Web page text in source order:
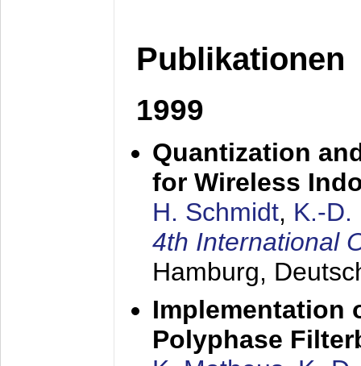
Publikationen
1999
Quantization
for Wireless
H. Schmidt, K.-D.
4th International
Hamburg,
Implementation
Polyphase